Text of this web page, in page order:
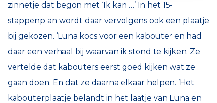
zinnetje dat begon met ‘Ik kan …’ In het 15-
stappenplan wordt daar vervolgens ook een plaatje
bij gekozen. ‘Luna koos voor een kabouter en had
daar een verhaal bij waarvan ik stond te kijken. Ze
vertelde dat kabouters eerst goed kijken wat ze
gaan doen. En dat ze daarna elkaar helpen. ’Het
kabouterplaatje belandt in het laatje van Luna en